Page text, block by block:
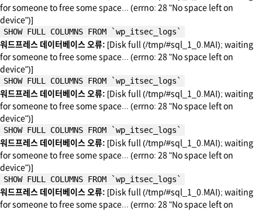
for someone to free some space... (errno: 28 "No space left on
device")]
SHOW FULL COLUMNS FROM `wp_itsec_logs`
워드프레스 데이터베이스 오류: [Disk full (/tmp/#sql_1_0.MAI); waiting
for someone to free some space... (errno: 28 "No space left on
device")]
SHOW FULL COLUMNS FROM `wp_itsec_logs`
워드프레스 데이터베이스 오류: [Disk full (/tmp/#sql_1_0.MAI); waiting
for someone to free some space... (errno: 28 "No space left on
device")]
SHOW FULL COLUMNS FROM `wp_itsec_logs`
워드프레스 데이터베이스 오류: [Disk full (/tmp/#sql_1_0.MAI); waiting
for someone to free some space... (errno: 28 "No space left on
device")]
SHOW FULL COLUMNS FROM `wp_itsec_logs`
워드프레스 데이터베이스 오류: [Disk full (/tmp/#sql_1_0.MAI); waiting
for someone to free some space... (errno: 28 "No space left on